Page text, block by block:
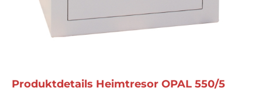
Produktdetails Heimtresor OPAL 550/5